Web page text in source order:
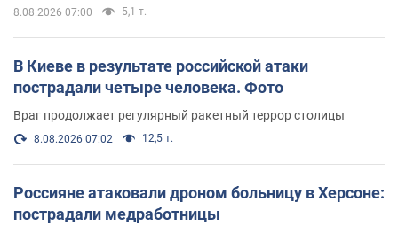
8.08.2026 07:00 5,1 т.
В Киеве в результате российской атаки
пострадали четыре человека. Фото
Враг продолжает регулярный ракетный террор столицы
8.08.2026 07:02 12,5 т.
Россияне атаковали дроном больницу в Херсоне:
пострадали медработницы